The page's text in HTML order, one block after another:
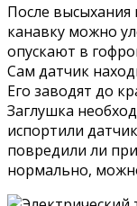
После
канавку можно
опускают в
Сам датчик
Его заводят до
Заглушка
испортили
повредили ли
нормально,